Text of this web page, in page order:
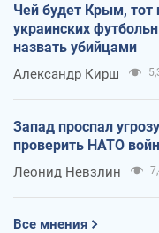
Чей будет Крым, тот
украинских
назвать убийцами
Александр Кирш
Запад проспал
проверить НАТО
Леонид Невзлин
Все мнения